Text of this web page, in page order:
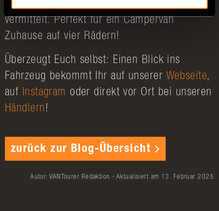
sofort einen gemütlichen Wohnzimmerflair
vermittelt. Perfekt für ein Campervan
Zuhause auf vier Rädern!
Überzeugt Euch selbst: Einen Blick ins
Fahrzeug bekommt Ihr auf unserer Webseite,
auf Instagram oder direkt vor Ort bei unseren
Händlern !
zurück zur Blog-Übersicht
Autor: VANTourer Redaktion · Aktualisiert am 13. Februar 2025